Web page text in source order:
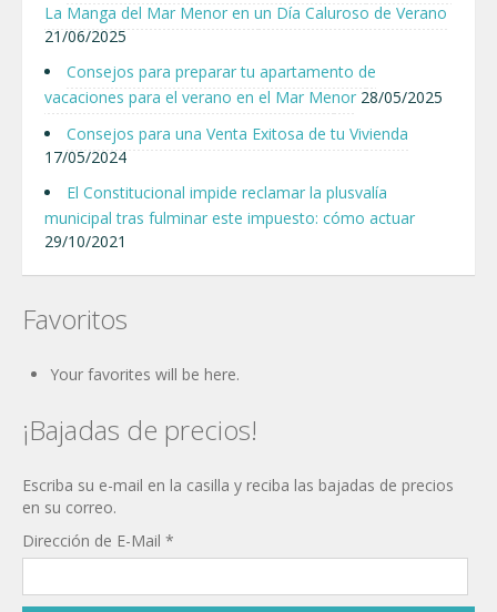
La Manga del Mar Menor en un Día Caluroso de Verano
21/06/2025
Consejos para preparar tu apartamento de
vacaciones para el verano en el Mar Menor 28/05/2025
Consejos para una Venta Exitosa de tu Vivienda
17/05/2024
El Constitucional impide reclamar la plusvalía
municipal tras fulminar este impuesto: cómo actuar
29/10/2021
Favoritos
Your favorites will be here.
¡Bajadas de precios!
Escriba su e-mail en la casilla y reciba las bajadas de precios
en su correo.
Dirección de E-Mail *